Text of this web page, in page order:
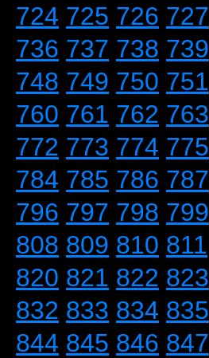
724 725 726 727
736 737 738 739
748 749 750 751
760 761 762 763
772 773 774 775
784 785 786 787
796 797 798 799
808 809 810 811
820 821 822 823
832 833 834 835
844 845 846 847